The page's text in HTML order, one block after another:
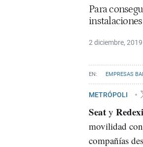
Para
2 diciembre, 2019
EMPRESAS
METRÓPOLI
Seat y
movilidad
compañías